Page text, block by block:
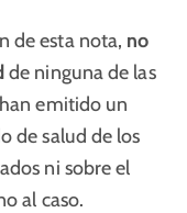
de esta nota, no
de ninguna de las
emitido un
de salud de los
ni sobre el
al caso.